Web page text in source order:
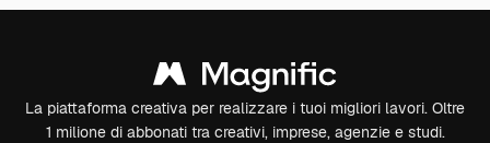
La piattaforma creativa per realizzare i tuoi migliori lavori. Oltre
1 milione di abbonati tra creativi, imprese, agenzie e studi.